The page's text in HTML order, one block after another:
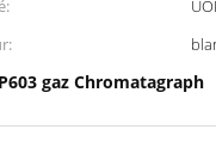
gaz Chromatagraph